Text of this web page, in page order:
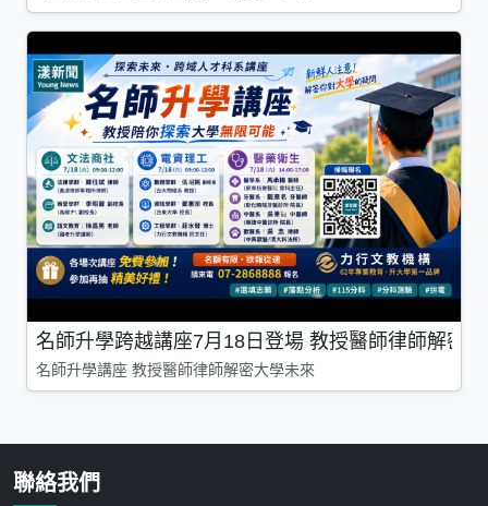
名師升學跨越講座7月18日登場 教授醫師律師解密
名師升學講座 教授醫師律師解密大學未來
聯絡我們